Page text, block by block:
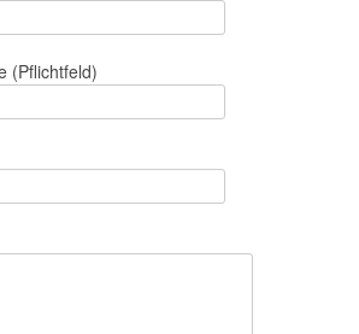
(Pflichtfeld)